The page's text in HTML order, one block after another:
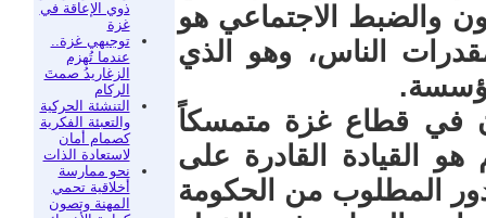
ذوي الإعاقة في
غزة
توجيهي غزة..
عندما تُهزم
الزغاريدُ صمتَ
الركام
التنشئة الحركية
والتعبئة الفكرية
كصمام أمان
لاستعادة الذات
نحو ممارسة
أخلاقية تحمي
المهنة وتصون
والضبط الاجتماعي هو
الناس، وهو الذي
في قطاع غزة متمسكاً
هو القيادة القادرة على
المطلوب من الحكومة